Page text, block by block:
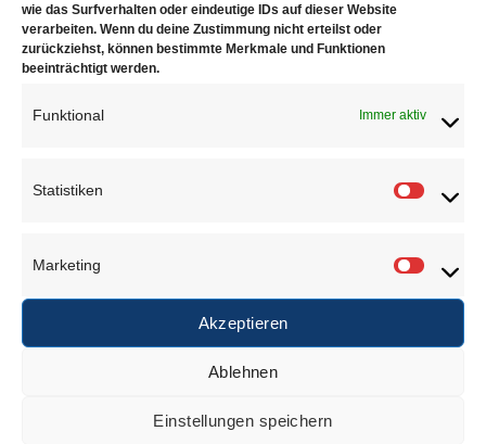
wie das Surfverhalten oder eindeutige IDs auf dieser Website
verarbeiten. Wenn du deine Zustimmung nicht erteilst oder
zurückziehst, können bestimmte Merkmale und Funktionen
beeinträchtigt werden.
Funktional Immer aktiv
Statistiken
Marketing
Akzeptieren
Ablehnen
Einstellungen speichern
gebrauchten Batterien bei öffentlichen Sammelstellen
zu entsorgen. Sie können die von uns erworbenen
Batterien (frankiert) auch an uns zurücksenden.
(durchgestrichene Mülltonne und einem chemischen
Cd = enthält Cadmium
Hg = enthält Quecksilber